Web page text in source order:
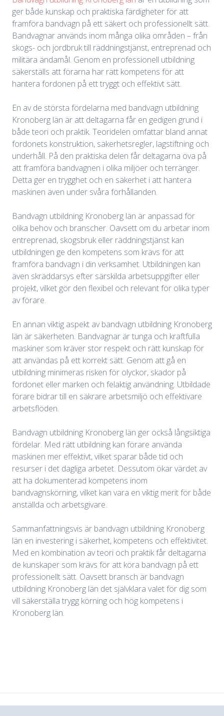
ger både kunskap och praktiska färdigheter för att
framföra bandvagn på ett säkert och professionellt sätt.
Bandvagnar används inom många olika områden – från
skogs- och jordbruk till räddningstjänst, entreprenad och
militära ändamål. Genom en professionell utbildning
säkerställs att förarna har rätt kompetens för att
hantera fordonen på ett tryggt och effektivt sätt.
En av de största fördelarna med bandvagn utbildning
Kronoberg län är att deltagarna får en gedigen grund i
både teori och praktik. Teoridelen omfattar bland annat
fordonets konstruktion, säkerhetsregler, lagstiftning och
underhåll. På den praktiska delen får deltagarna öva på
att framföra bandvagnen i olika miljöer och terränger.
Detta ger en trygghet och en säkerhet i att hantera
maskinen även under svåra förhållanden.
Bandvagn utbildning Kronoberg län är anpassad för
olika behov och branscher. Oavsett om du arbetar inom
entreprenad, skogsbruk eller räddningstjänst kan
utbildningen ge den kompetens som krävs för att
framföra bandvagn i din verksamhet. Utbildningen kan
även skräddarsys efter särskilda arbetsuppgifter eller
projekt, vilket gör den flexibel och relevant för olika typer
av förare.
En annan viktig aspekt av bandvagn utbildning Kronoberg
län är säkerheten. Bandvagnar är tunga och kraftfulla
maskiner som kräver stor respekt och rätt kunskap för
att användas på ett korrekt sätt. Genom att gå en
utbildning minimeras risken för olyckor, skador på
fordonet eller marken och felaktig användning. Utbildade
förare bidrar till en säkrare arbetsmiljö och effektivare
arbetsflöden.
Bandvagn utbildning Kronoberg län ger också långsiktiga
fördelar. Med rätt utbildning kan förare använda
maskinen mer effektivt, vilket sparar både tid och
resurser i det dagliga arbetet. Dessutom ökar värdet av
att ha dokumenterad kompetens inom
bandvagnskörning, vilket kan vara en viktig merit för både
anställda och arbetsgivare.
Sammanfattningsvis är bandvagn utbildning Kronoberg
län en investering i säkerhet, kompetens och effektivitet.
Med en kombination av teori och praktik får deltagarna
de kunskaper som krävs för att köra bandvagn på ett
professionellt sätt. Oavsett bransch är bandvagn
utbildning Kronoberg län det självklara valet för dig som
vill säkerställa trygg körning och hög kompetens i
Kronoberg län.